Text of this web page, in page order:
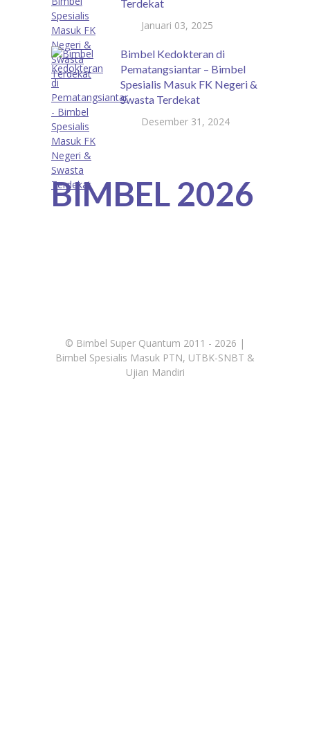
Terdekat
Januari 03, 2025
Bimbel Kedokteran di
Pematangsiantar – Bimbel
Spesialis Masuk FK Negeri &
Swasta Terdekat
Desember 31, 2024
BIMBEL 2026
© Bimbel Super Quantum 2011 - 2026 |
Bimbel Spesialis Masuk PTN, UTBK-SNBT &
Ujian Mandiri